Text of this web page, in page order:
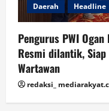
Daerah Headline
Pengurus PWI
Resmi dilantik,
Wartawan
redaksi_